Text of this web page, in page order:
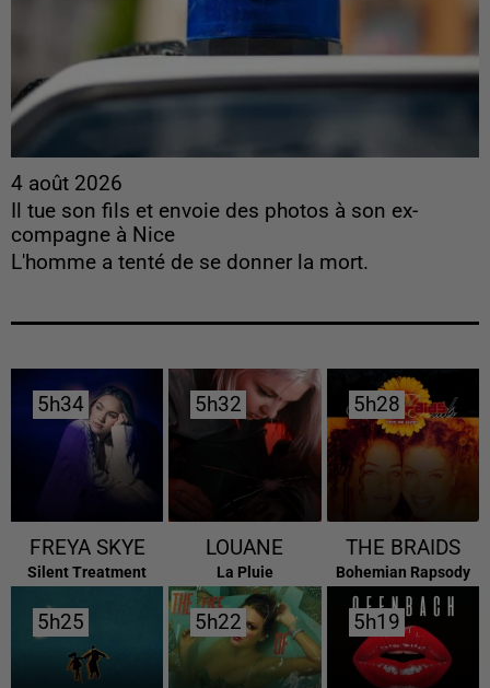
4 août 2026
Il tue son fils et envoie des photos à son ex-
compagne à Nice
L'homme a tenté de se donner la mort.
5h34
5h34
FREYA SKYE
Silent Treatment
5h32
5h32
LOUANE
La Pluie
5h28
5h28
THE BRAIDS
Bohemian Rapsody
5h25
5h25 5h22
5h22 5h19
5h19